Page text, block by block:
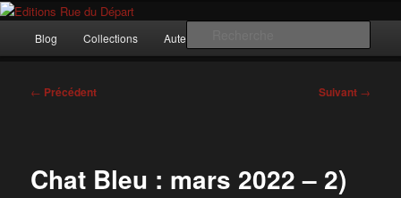
Aller
contenu
Editions Rue du Départ
Incitation au voyage, du roman noir au poème.
principal
Blog Collections Auteurs
Navigation
← Précédent Suivant →
Chat Bleu : mars 2022 – 2)